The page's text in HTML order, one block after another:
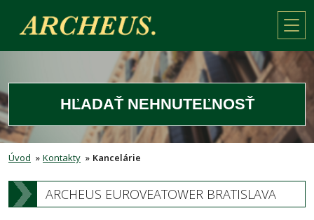
HĽADAŤ NEHNUTEĽNOSŤ
Úvod » Kontakty » Kancelárie
ARCHEUS EUROVEATOWER BRATISLAVA